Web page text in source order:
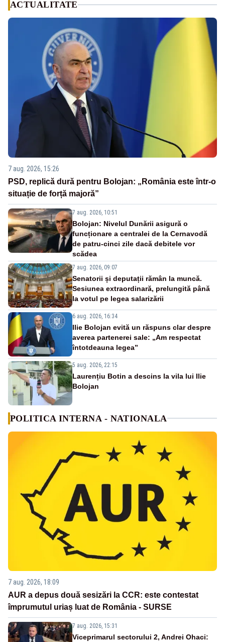
ACTUALITATE
7 aug. 2026, 15:26
PSD, replică dură pentru Bolojan: „România este într-o
situație de forță majoră”
7 aug. 2026, 10:51
Bolojan: Nivelul Dunării asigură o
funcționare a centralei de la Cernavodă
de patru-cinci zile dacă debitele vor
scădea
7 aug. 2026, 09:07
Senatorii și deputații rămân la muncă.
Sesiunea extraordinară, prelungită până
la votul pe legea salarizării
6 aug. 2026, 16:34
Ilie Bolojan evită un răspuns clar despre
averea partenerei sale: „Am respectat
întotdeauna legea”
5 aug. 2026, 22:15
Laurențiu Botin a descins la vila lui Ilie
Bolojan
POLITICA INTERNA - NATIONALA
7 aug. 2026, 18:09
AUR a depus două sesizări la CCR: este contestat
împrumutul uriaș luat de România - SURSE
7 aug. 2026, 15:31
Viceprimarul sectorului 2, Andrei Ohaci: